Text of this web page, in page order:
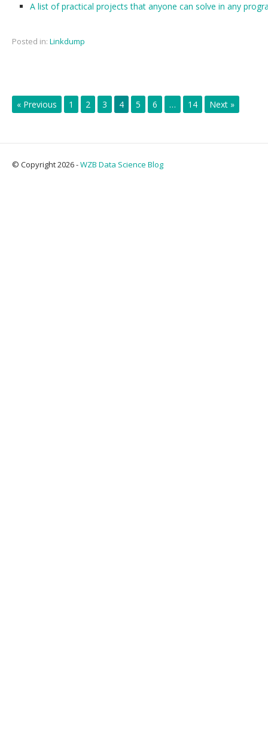
A list of practical projects that anyone can solve in any
Posted in: Linkdump
« Previous 1 2 3 4 5 6 … 14 Next »
© Copyright 2026 -WZB Data Science Blog